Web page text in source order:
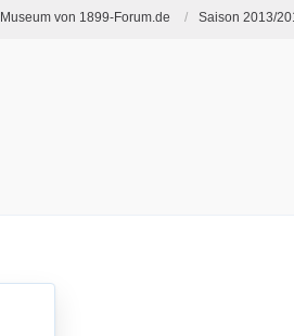
Museum von 1899-Forum.de Saison 2013/